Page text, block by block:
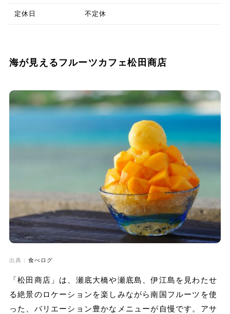
定休日 不定休
海が見えるフルーツカフェ松田商店
出典： 食べログ
「松田商店」は、瀬底大橋や瀬底島、伊江島を見わたせ
る絶景のロケーションを楽しみながら南国フルーツを使
った、バリエーション豊かなメニューが自慢です。アサ